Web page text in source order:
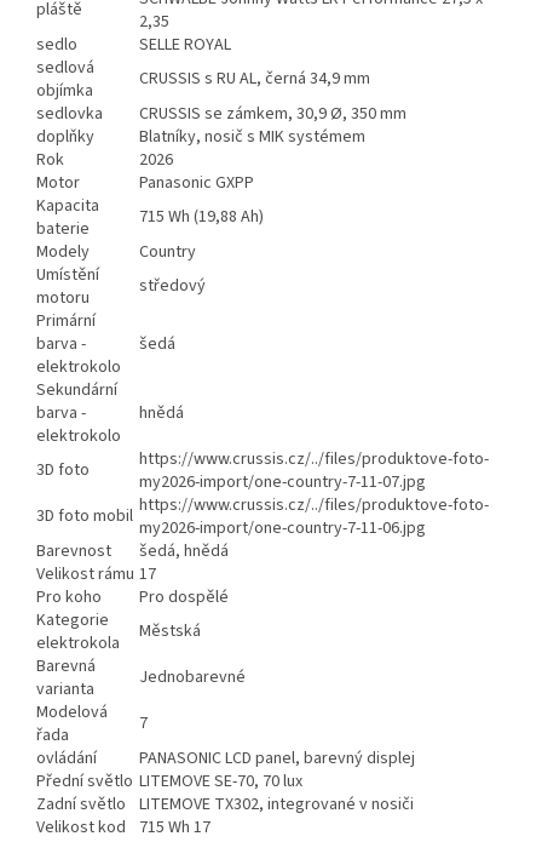
pláště
2,35
sedlo
SELLE ROYAL
sedlová
objímka
CRUSSIS s RU AL, černá 34,9 mm
sedlovka
CRUSSIS se zámkem, 30,9 Ø, 350 mm
doplňky
Blatníky, nosič s MIK systémem
Rok
2026
Motor
Panasonic GXPP
Kapacita
baterie
715 Wh (19,88 Ah)
Modely
Country
Umístění
motoru
středový
Primární
barva -
elektrokolo
šedá
Sekundární
barva -
elektrokolo
hnědá
3D foto
https://www.crussis.cz/../files/produktove-foto-
my2026-import/one-country-7-11-07.jpg
3D foto mobil https://www.crussis.cz/../files/produktove-foto-
my2026-import/one-country-7-11-06.jpg
Barevnost
šedá, hnědá
Velikost rámu 17
Pro koho
Pro dospělé
Kategorie
elektrokola
Městská
Barevná
varianta
Jednobarevné
Modelová
řada
7
ovládání
PANASONIC LCD panel, barevný displej
Přední světlo LITEMOVE SE-70, 70 lux
Zadní světlo LITEMOVE TX302, integrované v nosiči
Velikost kod
715 Wh 17